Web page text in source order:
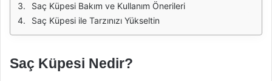
Saç Küpesi Bakım ve Kullanım Önerileri
Saç Küpesi ile Tarzınızı Yükseltin
Saç Küpesi Nedir?